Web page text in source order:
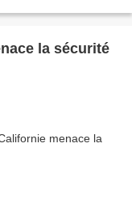
la sécurité